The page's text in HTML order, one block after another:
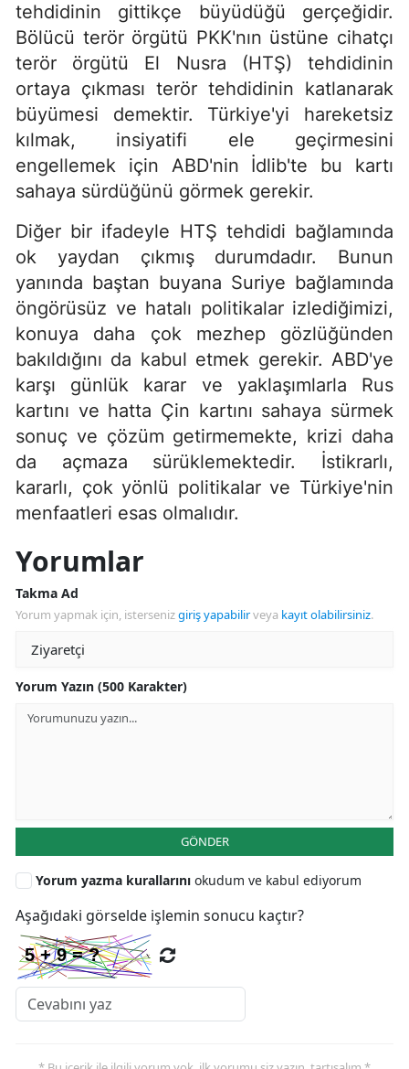
tehdidinin gittikçe büyüdüğü gerçeğidir.
Bölücü terör örgütü PKK'nın üstüne cihatçı
terör örgütü El Nusra (HTŞ) tehdidinin
ortaya çıkması terör tehdidinin katlanarak
büyümesi demektir. Türkiye'yi hareketsiz
kılmak, insiyatifi ele geçirmesini
engellemek için ABD'nin İdlib'te bu kartı
sahaya sürdüğünü görmek gerekir.
Diğer bir ifadeyle HTŞ tehdidi bağlamında
ok yaydan çıkmış durumdadır. Bunun
yanında baştan buyana Suriye bağlamında
öngörüsüz ve hatalı politikalar izlediğimizi,
konuya daha çok mezhep gözlüğünden
bakıldığını da kabul etmek gerekir. ABD'ye
karşı günlük karar ve yaklaşımlarla Rus
kartını ve hatta Çin kartını sahaya sürmek
sonuç ve çözüm getirmemekte, krizi daha
da açmaza sürüklemektedir. İstikrarlı,
kararlı, çok yönlü politikalar ve Türkiye'nin
menfaatleri esas olmalıdır.
Yorumlar
Takma Ad
Yorum yapmak için, istersenizgiriş yapabilirveya kayıt olabilirsiniz.
Yorum Yazın (500 Karakter)
GÖNDER
Yorum yazma kurallarını okudum ve kabul ediyorum
Aşağıdaki görselde işlemin sonucu kaçtır?